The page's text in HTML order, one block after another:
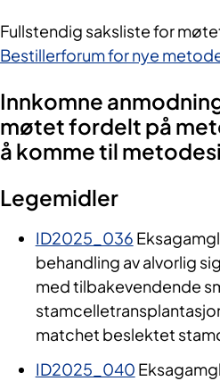
Fullstendig saksliste for
Bestillerforum for nye
Innkomne
møtet fordelt på
å komme til
Legemidler
ID2025_036
behandling av alvorlig
med tilbakevendende
matchet beslektet
ID2025_040